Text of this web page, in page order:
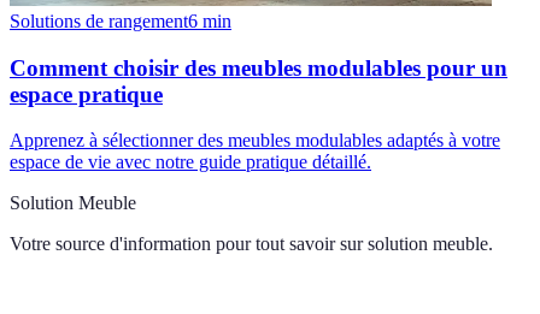
Solutions de rangement6 min
Comment choisir des meubles modulables pour un
espace pratique
Apprenez à sélectionner des meubles modulables adaptés à votre
espace de vie avec notre guide pratique détaillé.
Solution Meuble
Votre source d'information pour tout savoir sur solution meuble.